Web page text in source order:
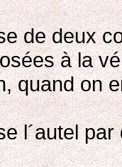
de deux
à la
quand on
l´autel